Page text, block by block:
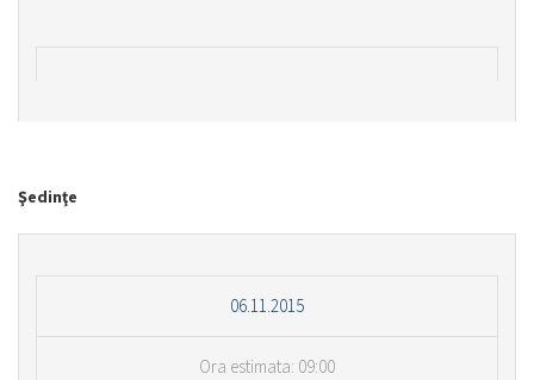
Şedinţe
06.11.2015
Ora estimata: 09:00